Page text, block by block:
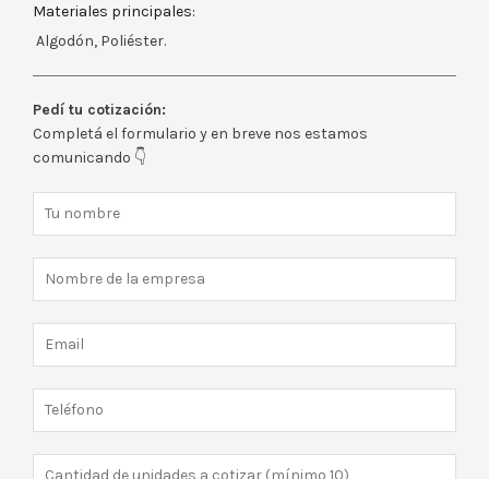
Materiales principales:
Algodón, Poliéster.
Pedí tu cotización:
Completá el formulario y en breve nos estamos
comunicando 👇